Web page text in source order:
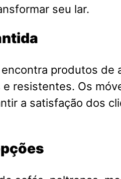
seu lar.
produtos de
resistentes. Os
a satisfação dos